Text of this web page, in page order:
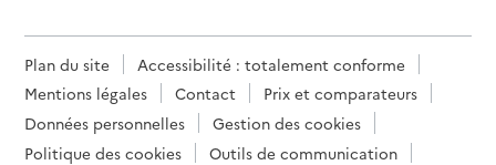
Plan du site
Accessibilité : totalement conforme
Mentions légales
Contact
Prix et comparateurs
Données personnelles
Gestion des cookies
Politique des cookies
Outils de communication